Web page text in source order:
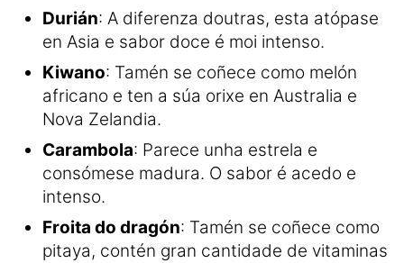
Durián: A diferenza doutras, esta atópase
en Asia e sabor doce é moi intenso.
Kiwano: Tamén se coñece como melón
africano e ten a súa orixe en Australia e
Nova Zelandia.
Carambola: Parece unha estrela e
consómese madura. O sabor é acedo e
intenso.
Froita do dragón: Tamén se coñece como
pitaya, contén gran cantidade de vitaminas